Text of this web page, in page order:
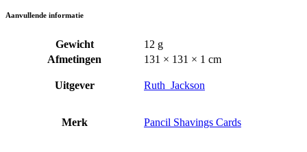
Aanvullende informatie
Gewicht
12 g
Afmetingen
131 × 131 × 1 cm
Uitgever Ruth_Jackson
Merk Pancil Shavings Cards